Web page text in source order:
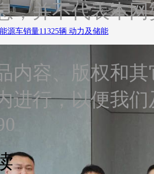
源车销量11325辆 动力及储能
，并不代表本
内容、版权和
进行，以便我